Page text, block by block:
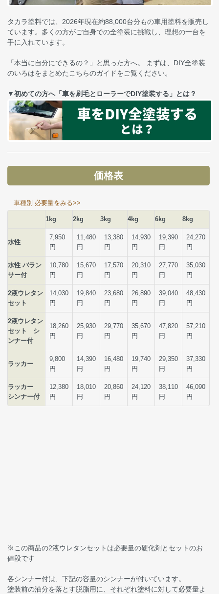
タカラ塗料では、2026年現在約88,000台分もの車用塗料を販売し
ています。多くの方がご自身での全塗装に挑戦し、理想の一台を
手に入れています。
「本当に自分にできるの？」と思った方へ。 まずは、DIY全塗装
のいろはをまとめたこちらのガイドをご覧ください。
▼初めての方へ「車を刷毛とローラーでDIY塗装する」とは？
価格表
車種別 必要量をみる>>
※この商品の2液ウレタンセットは必要量の硬化剤とセットのお
値段です
各シンナー付は、下記の容量のシンナーが付いています。
塗装前の油分を落とす脱脂用に、それぞれ塗料に対して必要量よ